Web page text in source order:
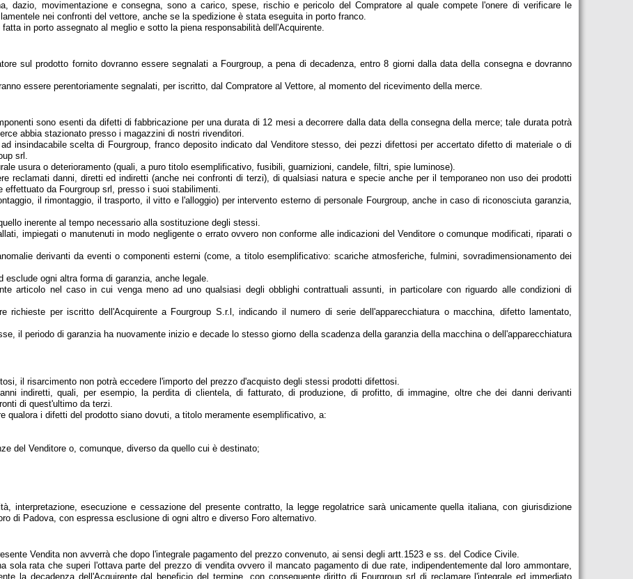
dazio, movimentazione e consegna, sono a carico, spese, rischio e pericolo del Compratore al quale compete l'onere di verificare le
nei confronti del vettore, anche se la spedizione è stata eseguita in porto franco.
in porto assegnato al meglio e sotto la piena responsabilità dell'Acquirente.
sul prodotto fornito dovranno essere segnalati a Fourgroup, a pena di decadenza, entro 8 giorni dalla data della consegna e dovranno
essere perentoriamente segnalati, per iscritto, dal Compratore al Vettore, al momento del ricevimento della merce.
sono esenti da difetti di fabbricazione per una durata di 12 mesi a decorrere dalla data della consegna della merce; tale durata potrà
abbia stazionato presso i magazzini di nostri rivenditori.
insindacabile scelta di Fourgroup, franco deposito indicato dal Venditore stesso, dei pezzi difettosi per accertato difetto di materiale o di
srl.
usura o deterioramento (quali, a puro titolo esemplificativo, fusibili, guarnizioni, candele, filtri, spie luminose).
reclamati danni, diretti ed indiretti (anche nei confronti di terzi), di qualsiasi natura e specie anche per il temporaneo non uso dei prodotti
da Fourgroup srl, presso i suoi stabilimenti.
il rimontaggio, il trasporto, il vitto e l'alloggio) per intervento esterno di personale Fourgroup, anche in caso di riconosciuta garanzia,
inerente al tempo necessario alla sostituzione degli stessi.
impiegati o manutenuti in modo negligente o errato ovvero non conforme alle indicazioni del Venditore o comunque modificati, riparati o
derivanti da eventi o componenti esterni (come, a titolo esemplificativo: scariche atmosferiche, fulmini, sovradimensionamento dei
ogni altra forma di garanzia, anche legale.
articolo nel caso in cui venga meno ad uno qualsiasi degli obblighi contrattuali assunti, in particolare con riguardo alle condizioni di
richieste per iscritto dell'Acquirente a Fourgroup S.r.l, indicando il numero di serie dell'apparecchiatura o macchina, difetto lamentato,
il periodo di garanzia ha nuovamente inizio e decade lo stesso giorno della scadenza della garanzia della macchina o dell'apparecchiatura
il risarcimento non potrà eccedere l'importo del prezzo d'acquisto degli stessi prodotti difettosi.
indiretti, quali, per esempio, la perdita di clientela, di fatturato, di produzione, di profitto, di immagine, oltre che dei danni derivanti
di quest'ultimo da terzi.
qualora i difetti del prodotto siano dovuti, a titolo meramente esemplificativo, a:
del Venditore o, comunque, diverso da quello cui è destinato;
interpretazione, esecuzione e cessazione del presente contratto, la legge regolatrice sarà unicamente quella italiana, con giurisdizione
di Padova, con espressa esclusione di ogni altro e diverso Foro alternativo.
Vendita non avverrà che dopo l'integrale pagamento del prezzo convenuto, ai sensi degli artt.1523 e ss. del Codice Civile.
sola rata che superi l'ottava parte del prezzo di vendita ovvero il mancato pagamento di due rate, indipendentemente dal loro ammontare,
la decadenza dell'Acquirente dal beneficio del termine, con conseguente diritto di Fourgroup srl di reclamare l'integrale ed immediato